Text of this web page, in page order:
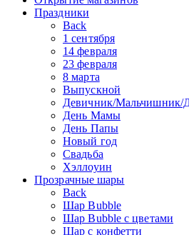
Праздники
Back
1 сентября
14 февраля
23 февраля
8 марта
Выпускной
Девичник/Мальчишник/
День Мамы
День Папы
Новый год
Свадьба
Хэллоуин
Прозрачные шары
Back
Шар Bubble
Шар Bubble с цветами
Шар с конфетти